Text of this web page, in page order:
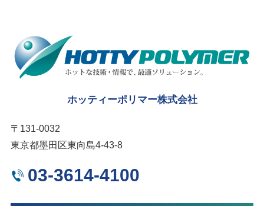
ホッティーポリマー株式会社
〒131-0032
東京都墨田区東向島4-43-8
03-3614-4100